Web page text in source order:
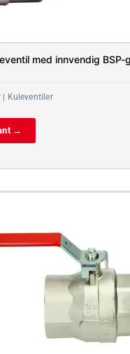
med innvendig BSP-
| Kuleventiler
→